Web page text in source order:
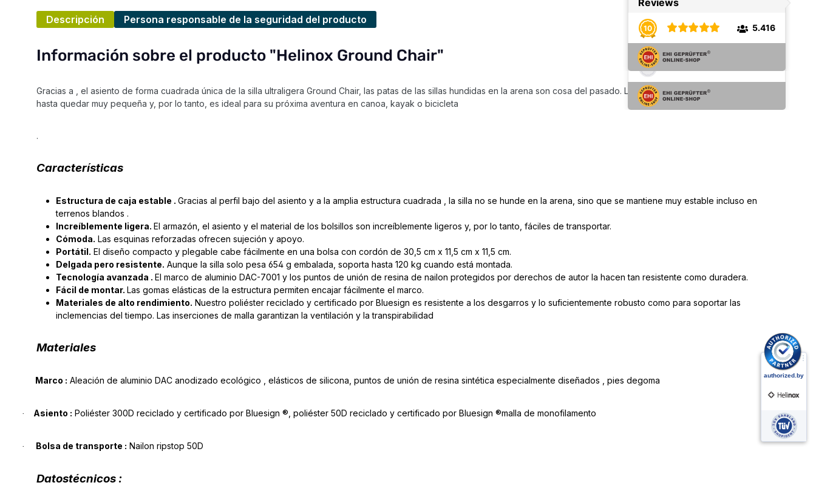
Descripción Persona responsable de la seguridad del producto
Información sobre el producto "Helinox Ground Chair"
Gracias a , el asiento de forma cuadrada única de la silla ultraligera Ground Chair, las patas de las sillas hundidas en la arena son cosa del pasado. La silla es resistente, se puede plegar
hasta quedar muy pequeña y, por lo tanto, es ideal para su próxima aventura en canoa, kayak o bicicleta
.
Características
Estructura de caja estable . Gracias al perfil bajo del asiento y a la amplia estructura cuadrada , la silla no se hunde en la arena, sino que se mantiene muy estable incluso en
terrenos blandos .
Increíblemente ligera. El armazón, el asiento y el material de los bolsillos son increíblemente ligeros y, por lo tanto, fáciles de transportar.
Cómoda. Las esquinas reforzadas ofrecen sujeción y apoyo.
Portátil. El diseño compacto y plegable cabe fácilmente en una bolsa con cordón de 30,5 cm x 11,5 cm x 11,5 cm.
Delgada pero resistente. Aunque la silla solo pesa 654 g embalada, soporta hasta 120 kg cuando está montada.
Tecnología avanzada . El marco de aluminio DAC-7001 y los puntos de unión de resina de nailon protegidos por derechos de autor la hacen tan resistente como duradera.
Fácil de montar. Las gomas elásticas de la estructura permiten encajar fácilmente el marco.
Materiales de alto rendimiento. Nuestro poliéster reciclado y certificado por Bluesign es resistente a los desgarros y lo suficientemente robusto como para soportar las
inclemencias del tiempo. Las inserciones de malla garantizan la ventilación y la transpirabilidad
Materiales
Marco : Aleación de aluminio DAC anodizado ecológico , elásticos de silicona, puntos de unión de resina sintética especialmente diseñados , pies degoma
· Asiento : Poliéster 300D reciclado y certificado por Bluesign ®, poliéster 50D reciclado y certificado por Bluesign ®malla de monofilamento
· Bolsa de transporte : Nailon ripstop 50D
Datostécnicos :